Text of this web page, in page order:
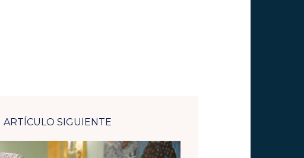
ARTÍCULO SIGUIENTE